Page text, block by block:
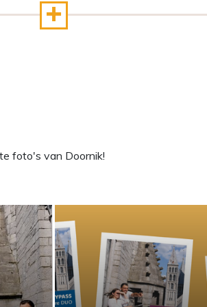
foto's van Doornik!